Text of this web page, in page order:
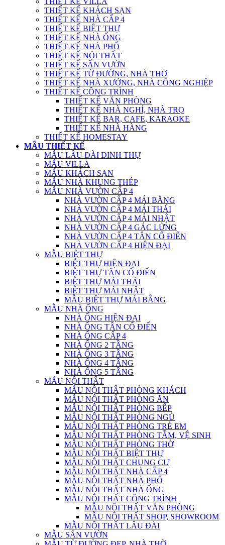
THIẾT KẾ KHÁCH SẠN
THIẾT KẾ NHÀ CẤP 4
THIẾT KẾ BIỆT THỰ
THIẾT KẾ NHÀ ỐNG
THIẾT KẾ NHÀ PHỐ
THIẾT KẾ NỘI THẤT
THIẾT KẾ SÂN VƯỜN
THIẾT KẾ TỪ ĐƯỜNG, NHÀ THỜ
THIẾT KẾ NHÀ XƯỞNG, NHÀ CÔNG NGHIỆP
THIẾT KẾ CÔNG TRÌNH
THIẾT KẾ VĂN PHÒNG
THIẾT KẾ NHÀ NGHỈ, NHÀ TRỌ
THIẾT KẾ BAR, CAFE, KARAOKE
THIẾT KẾ NHÀ HÀNG
THIẾT KẾ HOMESTAY
MẪU THIẾT KẾ
MẪU LÂU ĐÀI DINH THỰ
MẪU VILLA
MẪU KHÁCH SẠN
MẪU NHÀ KHUNG THÉP
MẪU NHÀ VƯỜN CẤP 4
NHÀ VƯỜN CẤP 4 MÁI BẰNG
NHÀ VƯỜN CẤP 4 MÁI THÁI
NHÀ VƯỜN CẤP 4 MÁI NHẬT
NHÀ VƯỜN CẤP 4 GÁC LỬNG
NHÀ VƯỜN CẤP 4 TÂN CỔ ĐIỂN
NHÀ VƯỜN CẤP 4 HIỆN ĐẠI
MẪU BIỆT THỰ
BIỆT THỰ HIỆN ĐẠI
BIỆT THỰ TÂN CỔ ĐIỂN
BIỆT THỰ MÁI THÁI
BIỆT THỰ MÁI NHẬT
MẪU BIỆT THỰ MÁI BẰNG
MẪU NHÀ ỐNG
NHÀ ỐNG HIỆN ĐẠI
NHÀ ỐNG TÂN CỔ ĐIỂN
NHÀ ỐNG CẤP 4
NHÀ ỐNG 2 TẦNG
NHÀ ỐNG 3 TẦNG
NHÀ ỐNG 4 TẦNG
NHÀ ỐNG 5 TẦNG
MẪU NỘI THẤT
MẪU NỘI THẤT PHÒNG KHÁCH
MẪU NỘI THẤT PHÒNG ĂN
MẪU NỘI THẤT PHÒNG BẾP
MẪU NỘI THẤT PHÒNG NGỦ
MẪU NỘI THẤT PHÒNG TRẺ EM
MẪU NỘI THẤT PHÒNG TẮM, VỆ SINH
MẪU NỘI THẤT PHÒNG THỜ
MẪU NỘI THẤT BIỆT THỰ
MẪU NỘI THẤT CHUNG CƯ
MẪU NỘI THẤT NHÀ CẤP 4
MẪU NỘI THẤT NHÀ PHỐ
MẪU NỘI THẤT NHÀ ỐNG
MẪU NỘI THẤT CÔNG TRÌNH
MẪU NỘI THẤT VĂN PHÒNG
MẪU NỘI THẤT SHOP, SHOWROOM
MẪU NỘI THẤT LÂU ĐÀI
MẪU SÂN VƯỜN